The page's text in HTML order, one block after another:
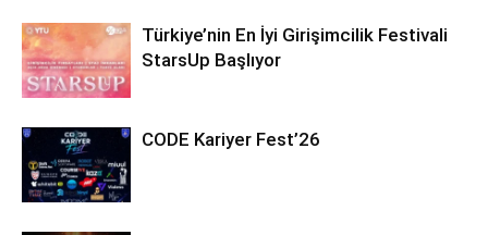
Türkiye’nin En İyi Girişimcilik Festivali
StarsUp Başlıyor
CODE Kariyer Fest’26